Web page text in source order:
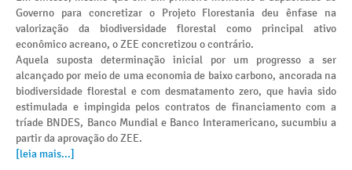
Governo para concretizar o Projeto Florestania deu ênfase na
valorização da biodiversidade florestal como principal ativo
econômico acreano, o ZEE concretizou o contrário.
Aquela suposta determinação inicial por um progresso a ser
alcançado por meio de uma economia de baixo carbono, ancorada na
biodiversidade florestal e com desmatamento zero, que havia sido
estimulada e impingida pelos contratos de financiamento com a
tríade BNDES, Banco Mundial e Banco Interamericano, sucumbiu a
partir da aprovação do ZEE.
[leia mais...]